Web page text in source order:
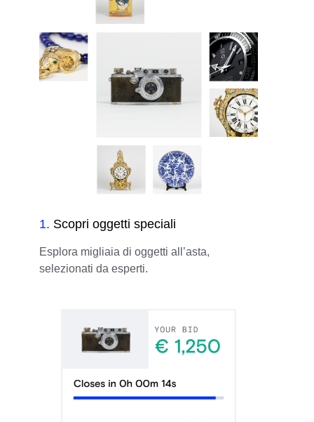
1. Scopri oggetti speciali
Esplora migliaia di oggetti all’asta,
selezionati da esperti.